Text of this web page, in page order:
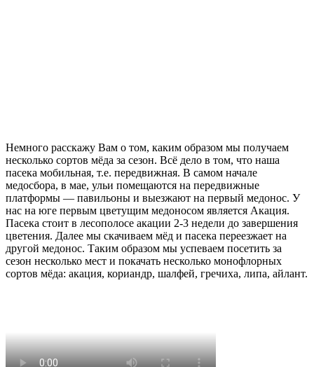
Немного расскажу Вам о том, каким образом мы получаем
несколько сортов мёда за сезон. Всё дело в том, что наша
пасека мобильная, т.е. передвижная. В самом начале
медосбора, в мае, ульи помещаются на передвижные
платформы — павильоны и выезжают на первый медонос. У
нас на юге первым цветущим медоносом является Акация.
Пасека стоит в лесополосе акации 2-3 недели до завершения
цветения. Далее мы скачиваем мёд и пасека переезжает на
другой медонос. Таким образом мы успеваем посетить за
сезон несколько мест и покачать несколько монофлорных
сортов мёда: акация, кориандр, шалфей, гречиха, липа, айлант.